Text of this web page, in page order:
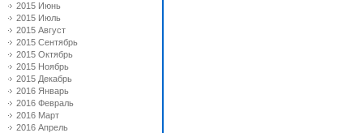
2015 Июнь
2015 Июль
2015 Август
2015 Сентябрь
2015 Октябрь
2015 Ноябрь
2015 Декабрь
2016 Январь
2016 Февраль
2016 Март
2016 Апрель